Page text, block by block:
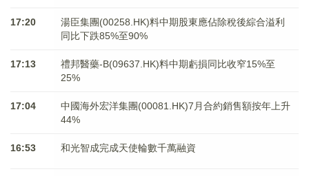
17:20
湯臣集團(00258.HK)料中期股東應佔除稅後綜合溢利
同比下跌85%至90%
17:13
禮邦醫藥-B(09637.HK)料中期虧損同比收窄15%至
25%
17:04
中國海外宏洋集團(00081.HK)7月合約銷售額按年上升
44%
16:53 和光智成完成天使輪數千萬融資